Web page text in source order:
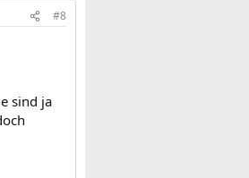
#8
sind ja